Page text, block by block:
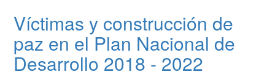
Víctimas y construcción de
paz en el Plan Nacional de
Desarrollo 2018 - 2022